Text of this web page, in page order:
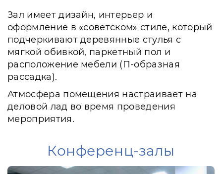
Зал имеет дизайн, интерьер и
оформление в «советском» стиле, который
подчеркивают деревянные стулья с
мягкой обивкой, паркетный пол и
расположение мебели (П-образная
рассадка).
Атмосфера помещения настраивает на
деловой лад во время проведения
мероприятия.
Конференц-залы